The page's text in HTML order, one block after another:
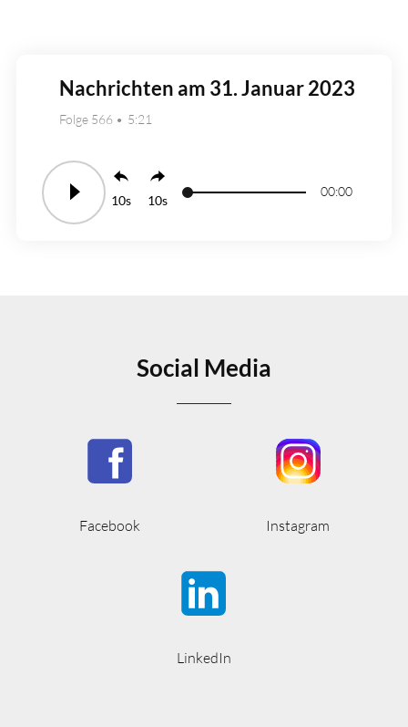
Nachrichten am 31. Januar 2023
Folge 566 5:21
10 10
00:00
Social Media
Facebook Instagram
LinkedIn